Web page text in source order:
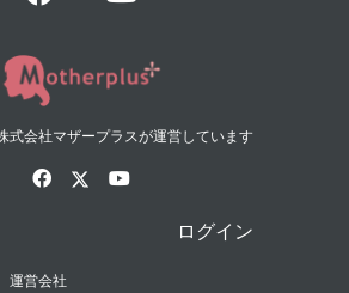
式会社マザープラスが運営しています
ログイン
運営会社